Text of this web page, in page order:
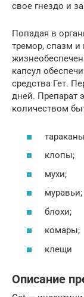
свое гнездо и
Попадая в
тремор, спазм
капсул
средства Гет.
дней. Препарат
количеством
клопы;
мухи;
муравьи;
блохи;
комары;
клещи
Описание